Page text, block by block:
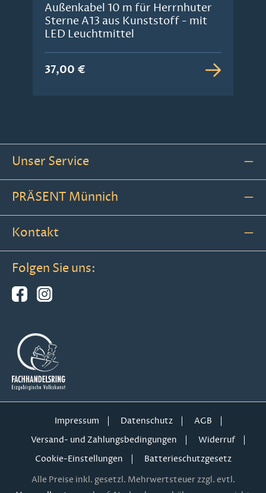
Außenkabel 10 m für Herrnhuter
Sterne A13 aus Kunststoff - mit
LED Leuchtmittel
37,00 €
Unser Service
PRÄSENT Münnich
Kontakt
Folgen Sie uns:
Impressum Datenschutz
AGB
Versand- und Zahlungsbedingungen
Widerruf
Cookie-Einstellungen
Batterieschutzgesetz
Alle Preise inkl. gesetzl. Mehrwertsteuer zzgl. evtl.